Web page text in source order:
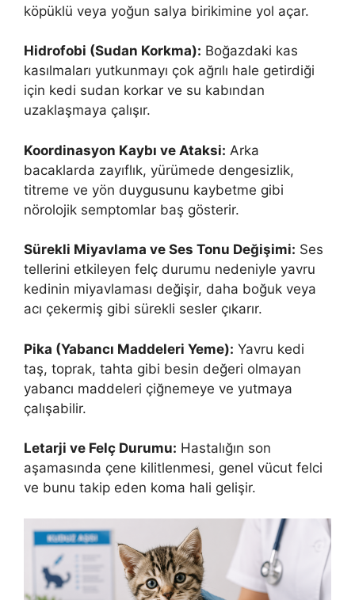
köpüklü veya yoğun salya birikimine yol açar.
Hidrofobi (Sudan Korkma): Boğazdaki kas
kasılmaları yutkunmayı çok ağrılı hale getirdiği
için kedi sudan korkar ve su kabından
uzaklaşmaya çalışır.
Koordinasyon Kaybı ve Ataksi: Arka
bacaklarda zayıflık, yürümede dengesizlik,
titreme ve yön duygusunu kaybetme gibi
nörolojik semptomlar baş gösterir.
Sürekli Miyavlama ve Ses Tonu Değişimi: Ses
tellerini etkileyen felç durumu nedeniyle yavru
kedinin miyavlaması değişir, daha boğuk veya
acı çekermiş gibi sürekli sesler çıkarır.
Pika (Yabancı Maddeleri Yeme): Yavru kedi
taş, toprak, tahta gibi besin değeri olmayan
yabancı maddeleri çiğnemeye ve yutmaya
çalışabilir.
Letarji ve Felç Durumu: Hastalığın son
aşamasında çene kilitlenmesi, genel vücut felci
ve bunu takip eden koma hali gelişir.